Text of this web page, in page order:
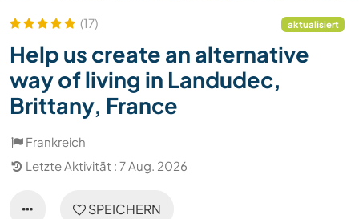
(17) aktualisiert
Help us create an alternative
way of living in Landudec,
Brittany, France
Frankreich
Letzte Aktivität : 7 Aug. 2026
SPEICHERN